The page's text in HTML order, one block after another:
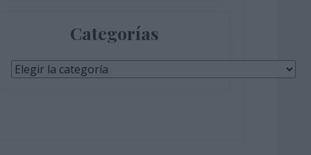
Categorías
Categorías